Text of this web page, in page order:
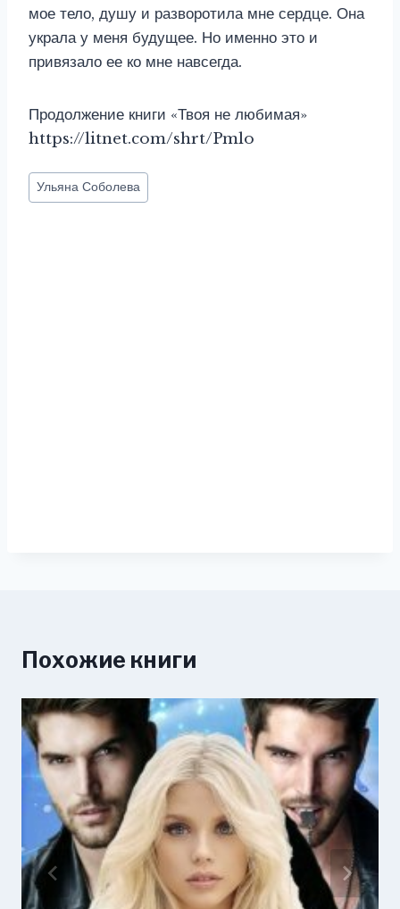
мое тело, душу и разворотила мне сердце. Она
украла у меня будущее. Но именно это и
привязало ее ко мне навсегда.
Продолжение книги «Твоя не любимая»
https://litnet.com/shrt/Pmlo
Метки
записи:
Ульяна Соболева
Похожие книги